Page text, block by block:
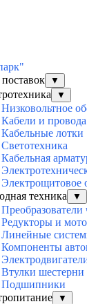
▼
▼
Низковольтное
Кабели и провода
Кабельные лотки
Светотехника
Кабельная
Электрощитовое
техника
▼
Преобразователи
Редукторы и
Линейные
Компоненты
Втулки
Подшипники
▼